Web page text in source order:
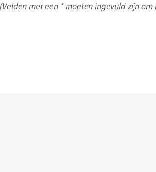
(Velden met een * moeten ingevuld zijn